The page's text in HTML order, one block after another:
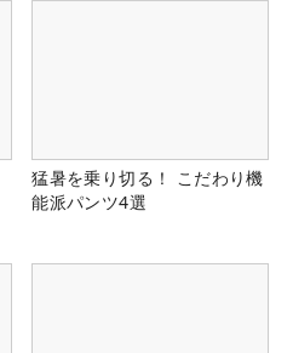
猛暑を乗り切る！ こだわり機
能派パンツ4選